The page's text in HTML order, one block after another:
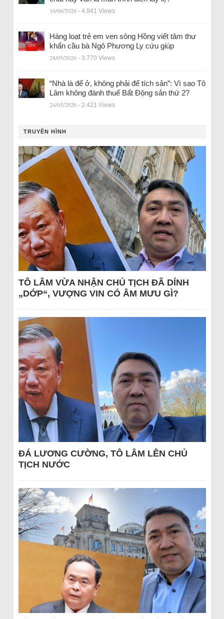
16/06/2026 - 4.941 Views
Hàng loạt trẻ em ven sông Hồng viết tâm thư
khẩn cầu bà Ngô Phương Ly cứu giúp
28/05/2026 - 3.770 Views
“Nhà là để ở, không phải để tích sản”: Vì sao Tô
Lâm không đánh thuế Bất Động sản thứ 2?
24/05/2026 - 2.421 Views
TRUYỀN HÌNH
TÔ LÂM VỪA NHẬN CHỦ TỊCH ĐÃ DÍNH
„DỚP“, VƯỢNG VIN CÓ ÂM MƯU GÌ?
ĐÁ LƯƠNG CƯỜNG, TÔ LÂM LÊN CHỦ
TỊCH NƯỚC